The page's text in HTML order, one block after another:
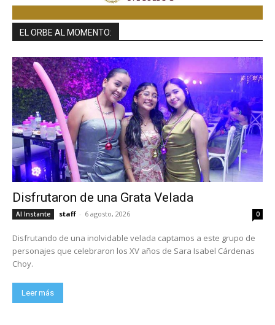
EL ORBE AL MOMENTO:
Disfrutaron de una Grata Velada
Al Instante staff - 6 agosto, 2026 0
Disfrutando de una inolvidable velada captamos a este grupo de
personajes que celebraron los XV años de Sara Isabel Cárdenas
Choy.
Leer más